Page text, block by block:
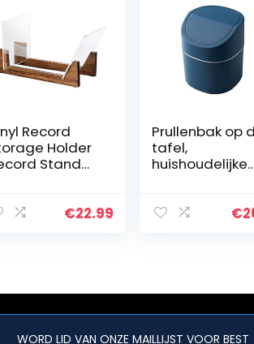
Record
Holder
Stand
en
€22.99
Prullenbak op
tafel,
huishoudelijke
nachtkastje€
WORD LID VAN ONZE MAILLIJST VOOR BEST